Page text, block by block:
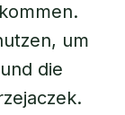
um
die